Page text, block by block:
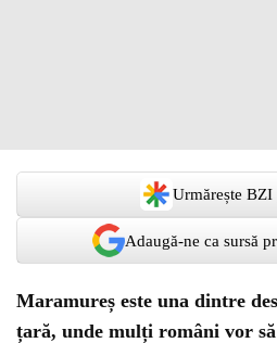
Urmărește BZI
Adaugă-ne ca sursă
Maramureș este una dintre
țară, unde mulți români vor